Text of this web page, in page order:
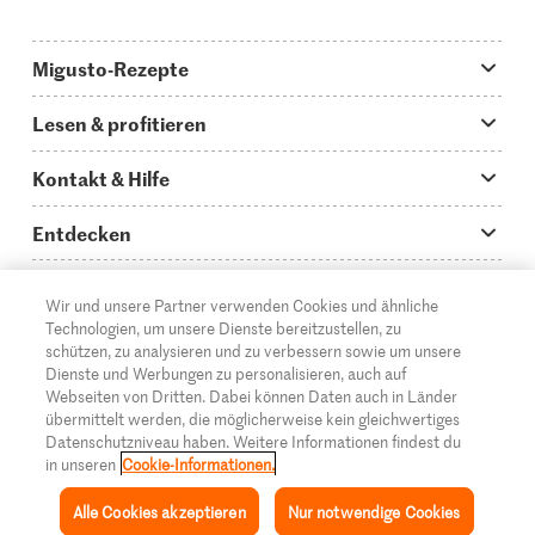
Inspiration Rezepte Mein Migusto Menü
Migusto-Rezepte
Was koche ich heute?
Hauptgerichte
Schnelle & einfache Rezepte
Apéro & Fingerfood
Backen
Rezepte für Familien & Kinder
Alle Rezeptkategorien
Lesen & profitieren
Storys
How to-Videos
Glossar
Migusto Login
Migusto Printmagazin
Wettbewerbe
Kontakt & Hilfe
Infos zum Kochen mit Migusto
Kontakt
Mediadaten Werbetreibende
Impressum
Rechtliche Hinweise
Datenschutz
Entdecken
Supermarkt
Migros Online
Über die Migros
Filialen
Cumulus
Migros-Magazin
© 2026 Migros-Genossenschafts-Bund
DE FR IT
Wir und unsere Partner verwenden Cookies und ähnliche
Technologien, um unsere Dienste bereitzustellen, zu
schützen, zu analysieren und zu verbessern sowie um unsere
Dienste und Werbungen zu personalisieren, auch auf
Webseiten von Dritten. Dabei können Daten auch in Länder
übermittelt werden, die möglicherweise kein gleichwertiges
Datenschutzniveau haben. Weitere Informationen findest du
in unseren Cookie-Informationen.
Nur notwendige Cookies
Alle Cookies akzeptieren